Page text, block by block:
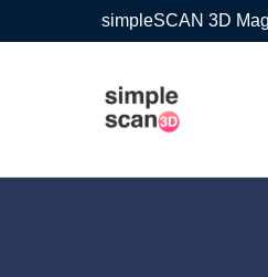
simpleSCAN 3D